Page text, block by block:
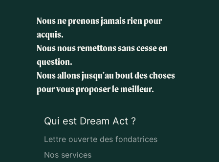
Nous ne prenons jamais rien pour
acquis.
Nous nous remettons sans cesse en
question.
Nous allons jusqu'au bout des choses
pour vous proposer le meilleur.
Qui est Dream Act ?
Lettre ouverte des fondatrices
Nos services